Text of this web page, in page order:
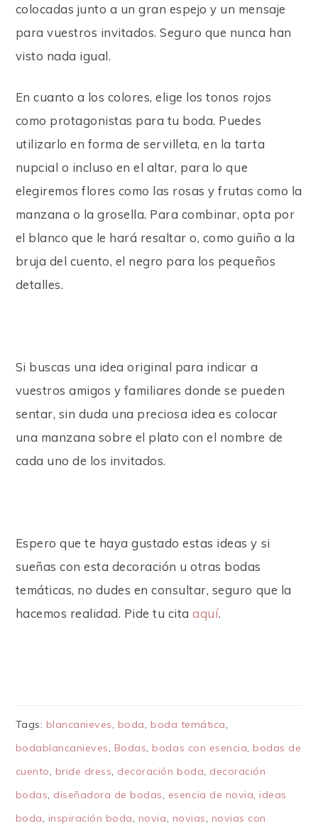
colocadas junto a un gran espejo y un mensaje
para vuestros invitados. Seguro que nunca han
visto nada igual.
En cuanto a los colores, elige los tonos rojos
como protagonistas para tu boda. Puedes
utilizarlo en forma de servilleta, en la tarta
nupcial o incluso en el altar, para lo que
elegiremos flores como las rosas y frutas como la
manzana o la grosella. Para combinar, opta por
el blanco que le hará resaltar o, como guiño a la
bruja del cuento, el negro para los pequeños
detalles.
Si buscas una idea original para indicar a
vuestros amigos y familiares donde se pueden
sentar, sin duda una preciosa idea es colocar
una manzana sobre el plato con el nombre de
cada uno de los invitados.
Espero que te haya gustado estas ideas y si
sueñas con esta decoración u otras bodas
temáticas, no dudes en consultar, seguro que la
hacemos realidad. Pide tu citaaquí.
Tags: blancanieves, boda, boda temática,
bodablancanieves, Bodas, bodas con esencia, bodas de
cuento, bride dress, decoración boda, decoración
bodas, diseñadora de bodas, esencia de novia, ideas
boda, inspiración boda, novia, novias, novias con